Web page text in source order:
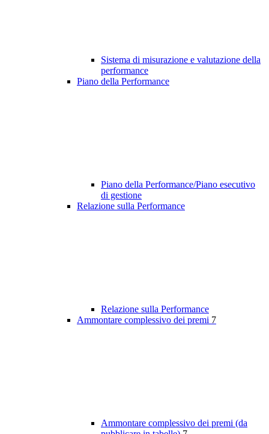
Sistema di misurazione e valutazione della
performance
Piano della Performance
Piano della Performance/Piano esecutivo
di gestione
Relazione sulla Performance
Relazione sulla Performance
Ammontare complessivo dei premi 7
Ammontare complessivo dei premi (da